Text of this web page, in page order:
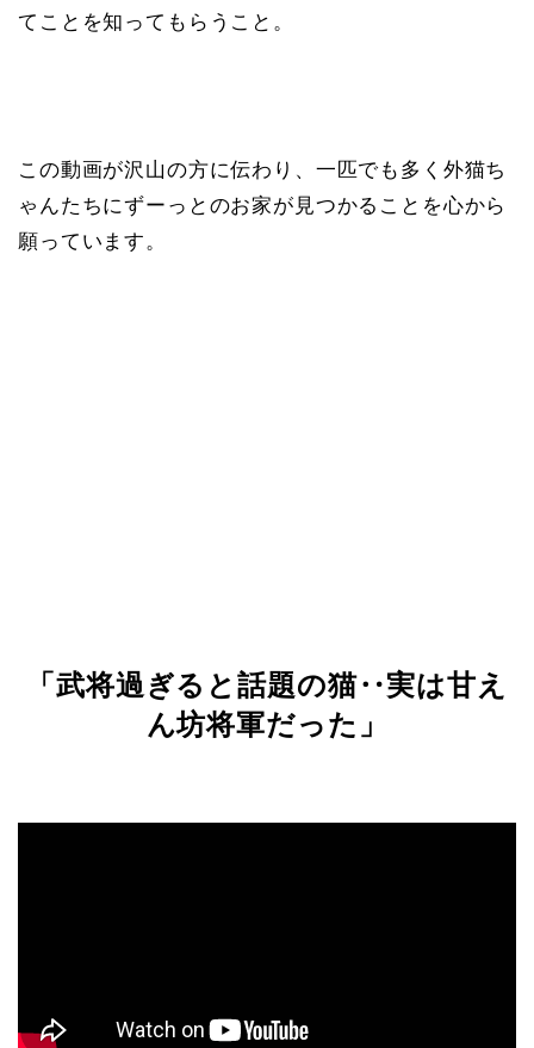
てことを知ってもらうこと。
この動画が沢山の方に伝わり、一匹でも多く外猫ち
ゃんたちにずーっとのお家が見つかることを心から
願っています。
「武将過ぎると話題の猫‥実は甘え
ん坊将軍だった」